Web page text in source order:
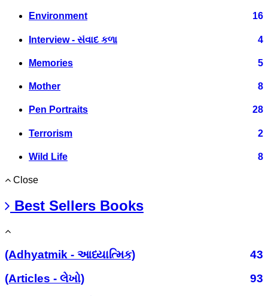
Environment 16
Interview - સંવાદ કળા 4
Memories 5
Mother 8
Pen Portraits 28
Terrorism 2
Wild Life 8
Close
Best Sellers Books
(Adhyatmik - આધ્યાત્મિક)
43
(Articles - લેખો)
93